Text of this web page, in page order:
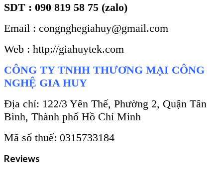
SDT : 090 819 58 75 (zalo)
Email : congnghegiahuy@gmail.com
Web : http://giahuytek.com
CÔNG TY TNHH THƯƠNG MẠI CÔNG
NGHỆ GIA HUY
Địa chỉ: 122/3 Yên Thế, Phường 2, Quận Tân
Bình, Thành phố Hồ Chí Minh
Mã số thuế: 0315733184
Reviews